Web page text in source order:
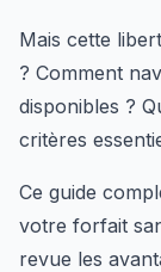
Mais cette
? Comment
disponibles ?
critères
Ce guide
votre forfait
revue les